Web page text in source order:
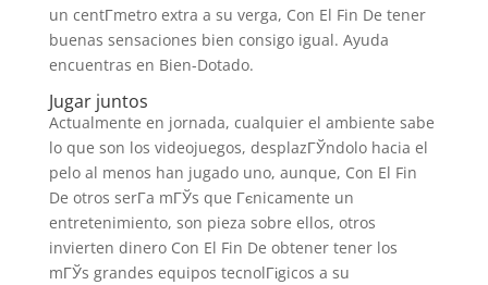
un centГ­metro extra a su verga, Con El Fin De tener
buenas sensaciones bien consigo igual. Ayuda
encuentras en Bien-Dotado.
Jugar juntos
Actualmente en jornada, cualquier el ambiente sabe
lo que son los videojuegos, desplazГЎndolo hacia el
pelo al menos han jugado uno, aunque, Con El Fin
De otros serГ­a mГЎs que Гєnicamente un
entretenimiento, son pieza sobre ellos, otros
invierten dinero Con El Fin De obtener tener los
mГЎs grandes equipos tecnolГіgicos a su